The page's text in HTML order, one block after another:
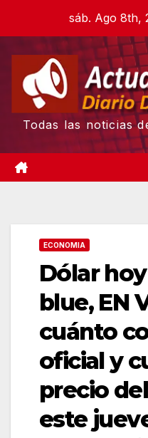
content
sáb. Ago 8th,
Todas las noticias
ECONOMIA
Dólar
blue, EN
cuánto
oficial y
precio
este